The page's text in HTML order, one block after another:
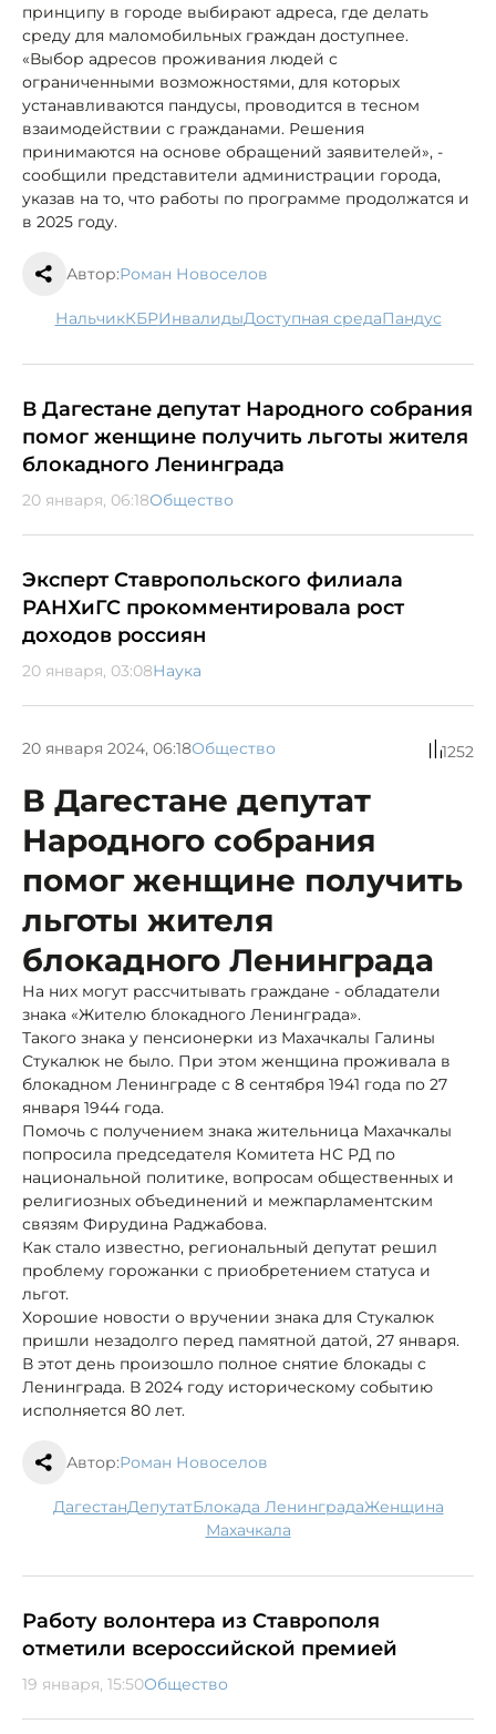
принципу в городе выбирают адреса, где делать
среду для маломобильных граждан доступнее.
«Выбор адресов проживания людей с
ограниченными возможностями, для которых
устанавливаются пандусы, проводится в тесном
взаимодействии с гражданами. Решения
принимаются на основе обращений заявителей», -
сообщили представители администрации города,
указав на то, что работы по программе продолжатся и
в 2025 году.
Автор:Роман Новоселов
Нальчик КБР инвалиды Доступная среда пандус
В Дагестане депутат Народного собрания
помог женщине получить льготы жителя
блокадного Ленинграда
20 января, 06:18Общество
Эксперт Ставропольского филиала
РАНХиГС прокомментировала рост
доходов россиян
20 января, 03:08Наука
20 января 2024, 06:18Общество 1252
В Дагестане депутат
Народного собрания
помог женщине получить
льготы жителя
блокадного Ленинграда
На них могут рассчитывать граждане - обладатели
знака «Жителю блокадного Ленинграда».
Такого знака у пенсионерки из Махачкалы Галины
Стукалюк не было. При этом женщина проживала в
блокадном Ленинграде с 8 сентября 1941 года по 27
января 1944 года.
Помочь с получением знака жительница Махачкалы
попросила председателя Комитета НС РД по
национальной политике, вопросам общественных и
религиозных объединений и межпарламентским
связям Фирудина Раджабова.
Как стало известно, региональный депутат решил
проблему горожанки с приобретением статуса и
льгот.
Хорошие новости о вручении знака для Стукалюк
пришли незадолго перед памятной датой, 27 января.
В этот день произошло полное снятие блокады с
Ленинграда. В 2024 году историческому событию
исполняется 80 лет.
Автор:Роман Новоселов
Дагестан депутат блокада Ленинграда
женщина
Махачкала
Работу волонтера из Ставрополя
отметили всероссийской премией
19 января, 15:50Общество